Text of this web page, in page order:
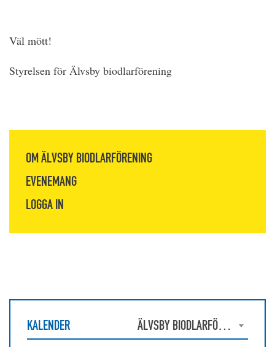
Väl mött!
Styrelsen för Älvsby biodlarförening
OM ÄLVSBY BIODLARFÖRENING
EVENEMANG
LOGGA IN
KALENDER
ÄLVSBY BIODLARFÖRENING